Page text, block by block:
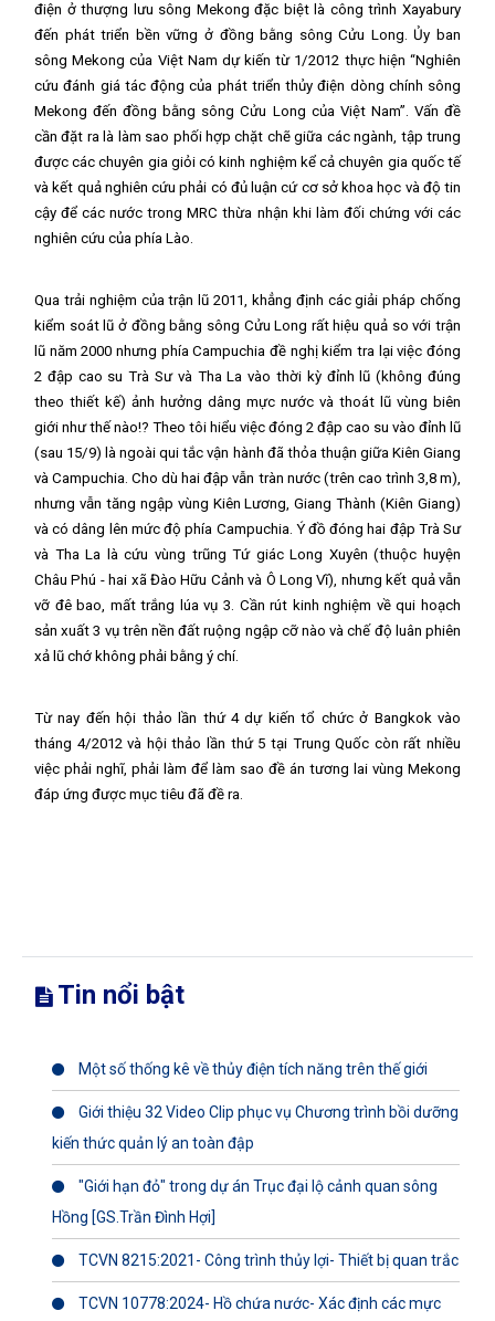
điện ở thượng lưu sông Mekong đặc biệt là công trình Xayabury
đến phát triển bền vững ở đồng bằng sông Cửu Long. Ủy ban
sông Mekong của Việt Nam dự kiến từ 1/2012 thực hiện “Nghiên
cứu đánh giá tác động của phát triển thủy điện dòng chính sông
Mekong đến đồng bằng sông Cửu Long của Việt Nam”. Vấn đề
cần đặt ra là làm sao phối hợp chặt chẽ giữa các ngành, tập trung
được các chuyên gia giỏi có kinh nghiệm kể cả chuyên gia quốc tế
và kết quả nghiên cứu phải có đủ luận cứ cơ sở khoa học và độ tin
cậy để các nước trong MRC thừa nhận khi làm đối chứng với các
nghiên cứu của phía Lào.
Qua trải nghiệm của trận lũ 2011, khẳng định các giải pháp chống
kiểm soát lũ ở đồng bằng sông Cửu Long rất hiệu quả so với trận
lũ năm 2000 nhưng phía Campuchia đề nghị kiểm tra lại việc đóng
2 đập cao su Trà Sư và Tha La vào thời kỳ đỉnh lũ (không đúng
theo thiết kế) ảnh hưởng dâng mực nước và thoát lũ vùng biên
giới như thế nào!? Theo tôi hiểu việc đóng 2 đập cao su vào đỉnh lũ
(sau 15/9) là ngoài qui tắc vận hành đã thỏa thuận giữa Kiên Giang
và Campuchia. Cho dù hai đập vẫn tràn nước (trên cao trình 3,8 m),
nhưng vẫn tăng ngập vùng Kiên Lương, Giang Thành (Kiên Giang)
và có dâng lên mức độ phía Campuchia. Ý đồ đóng hai đập Trà Sư
và Tha La là cứu vùng trũng Tứ giác Long Xuyên (thuộc huyện
Châu Phú - hai xã Đào Hữu Cảnh và Ô Long Vĩ), nhưng kết quả vẫn
vỡ đê bao, mất trắng lúa vụ 3. Cần rút kinh nghiệm về qui hoạch
sản xuất 3 vụ trên nền đất ruộng ngập cỡ nào và chế độ luân phiên
xả lũ chớ không phải bằng ý chí.
Từ nay đến hội thảo lần thứ 4 dự kiến tổ chức ở Bangkok vào
tháng 4/2012 và hội thảo lần thứ 5 tại Trung Quốc còn rất nhiều
việc phải nghĩ, phải làm để làm sao đề án tương lai vùng Mekong
đáp ứng được mục tiêu đã đề ra.
Tin nổi bật
Một số thống kê về thủy điện tích năng trên thế giới
Giới thiệu 32 Video Clip phục vụ Chương trình bồi dưỡng
kiến thức quản lý an toàn đập
"Giới hạn đỏ" trong dự án Trục đại lộ cảnh quan sông
Hồng [GS.Trần Đình Hợi]
TCVN 8215:2021- Công trình thủy lợi- Thiết bị quan trắc
TCVN 10778:2024- Hồ chứa nước- Xác định các mực